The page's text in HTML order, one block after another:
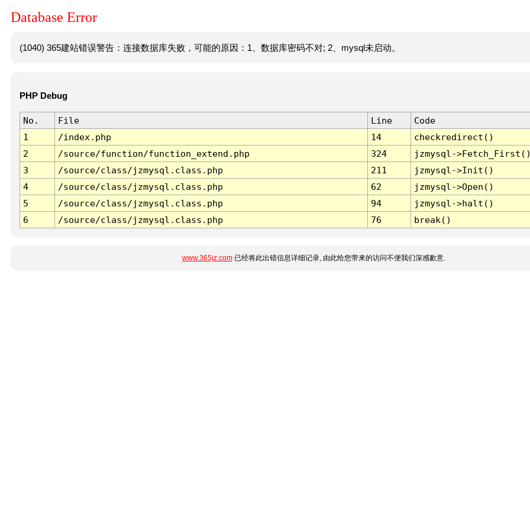
Database Error
(1040) 365建站错误警告：连接数据库失败，可能的原因：1、数据库密码不对; 2、mysql未启动。
PHP Debug
No. File Line
Code
1
/index.php 14
checkredirect()
2
/source/function/function_extend.php 324
jzmysql-
3
/source/class/jzmysql.class.php 211
jzmysql->Init()
4
/source/class/jzmysql.class.php 62
jzmysql->Open()
5
/source/class/jzmysql.class.php 94
jzmysql->halt()
6
/source/class/jzmysql.class.php 76 break()
www.365jz.com已经将此出错信息详细记录, 由此给您带来的访问不便我们深感歉意.